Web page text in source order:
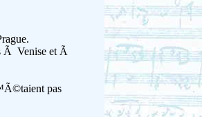
Ã Venise et Ã
pas